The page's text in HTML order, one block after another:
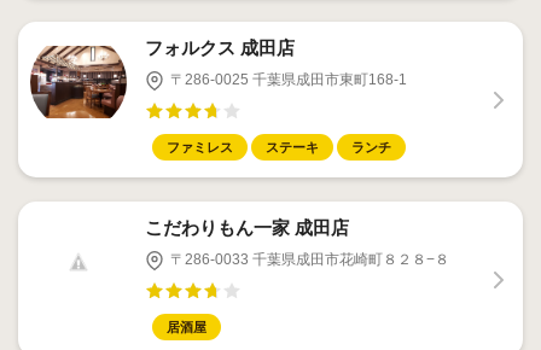
フォルクス 成田店
〒286-0025 千葉県成田市東町168-1
ファミレス ステーキ ランチ
こだわりもん一家 成田店
〒286-0033 千葉県成田市花崎町８２８−８
居酒屋